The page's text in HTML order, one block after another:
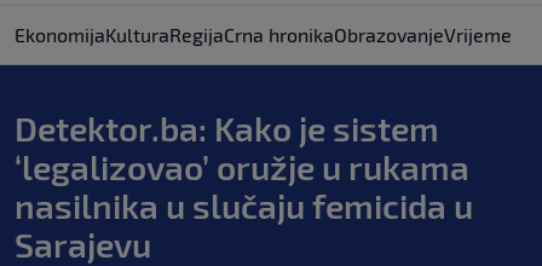
EkonomijaKulturaRegijaCrna hronikaObrazovanjeVrijeme
Detektor.ba: Kako je sistem
‘legalizovao’ oružje u rukama
nasilnika u slučaju femicida u
Sarajevu